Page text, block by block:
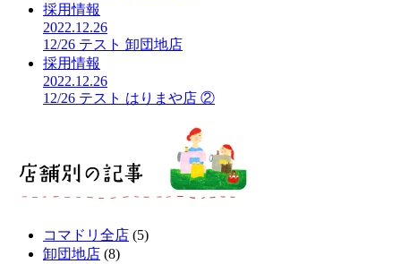
採用情報
2022.12.26
12/26 テスト 卸団地店
採用情報
2022.12.26
12/26 テスト はりまや店 ②
コマドリ全店 (5)
卸団地店 (8)